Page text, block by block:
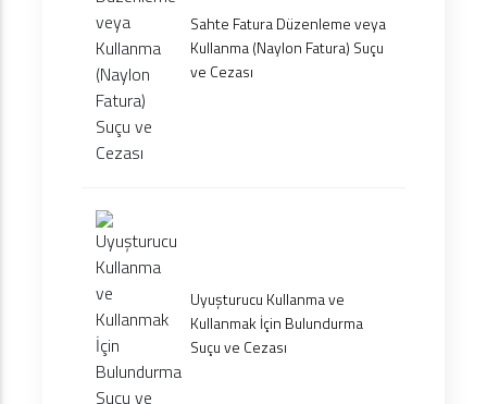
Sahte Fatura Düzenleme veya
Kullanma (Naylon Fatura) Suçu
ve Cezası
Uyuşturucu Kullanma ve
Kullanmak İçin Bulundurma
Suçu ve Cezası